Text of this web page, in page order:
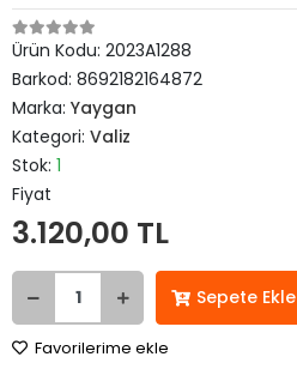
Ürün Kodu: 2023A1288
Barkod: 8692182164872
Marka: Yaygan
Kategori: Valiz
Stok: 1
Fiyat
3.120,00 TL
Sepete Ekle
Favorilerime ekle